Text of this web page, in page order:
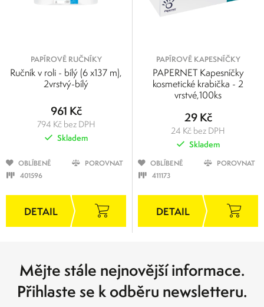
PAPÍROVÉ RUČNÍKY
Ručník v roli - bílý (6 x137 m),
2vrstvý-bílý
961 Kč
794 Kč bez DPH
Skladem
OBLÍBENÉ
POROVNAT
401596
PAPÍROVÉ KAPESNÍČKY
PAPERNET Kapesníčky
kosmetické krabička - 2
vrstvé,100ks
29 Kč
24 Kč bez DPH
Skladem
OBLÍBENÉ
POROVNAT
411173
Mějte stále nejnovější informace.
Přihlaste se k odběru newsletteru.